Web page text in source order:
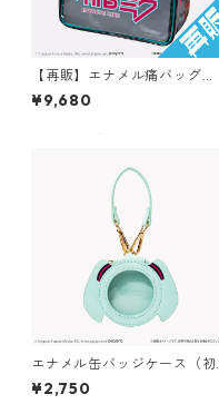
【再販】エナメル痛バッグ
（初音ミク） OEBC-PC-HM
¥9,680
エナメル缶バッジケース（初
音ミク） OECC-PC-HM
¥2,750